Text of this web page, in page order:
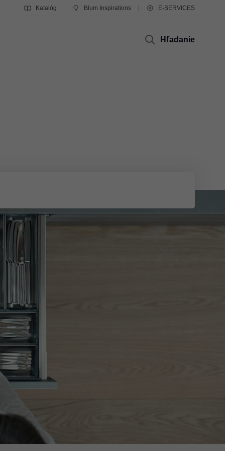
Katalóg Blum Inspirations E-SERVICES
Hľadanie